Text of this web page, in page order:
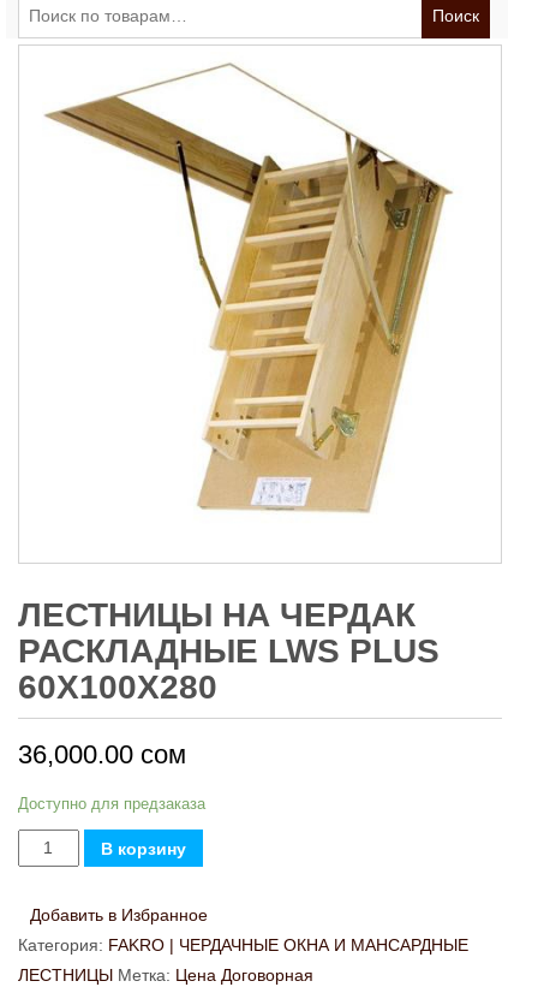
Поиск
ЛЕСТНИЦЫ НА ЧЕРДАК
РАСКЛАДНЫЕ LWS PLUS
60Х100Х280
36,000.00 сом
Доступно для предзаказа
Количество
товара
В корзину
Добавить в Избранное
Категория: FAKRO | ЧЕРДАЧНЫЕ ОКНА И МАНСАРДНЫЕ
ЛЕСТНИЦЫ Метка: Цена Договорная